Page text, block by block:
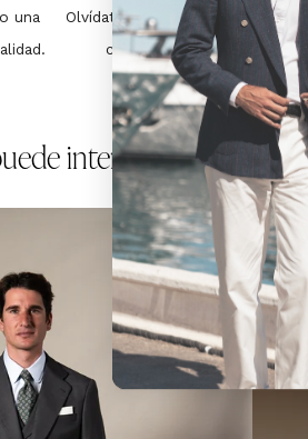
una
Olvídate de hacerle daño a tu
cartera. 399€. Fin.
interesar